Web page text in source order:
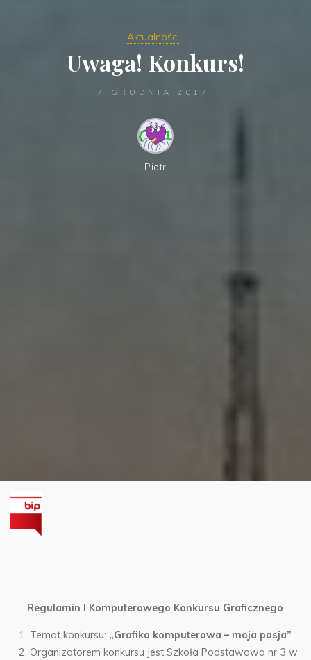
Aktualności
Uwaga! Konkurs!
7 GRUDNIA 2017
Piotr
Regulamin I Komputerowego Konkursu Graficznego
Temat konkursu: „Grafika komputerowa – moja pasja”
Organizatorem konkursu jest Szkoła Podstawowa nr 3 w